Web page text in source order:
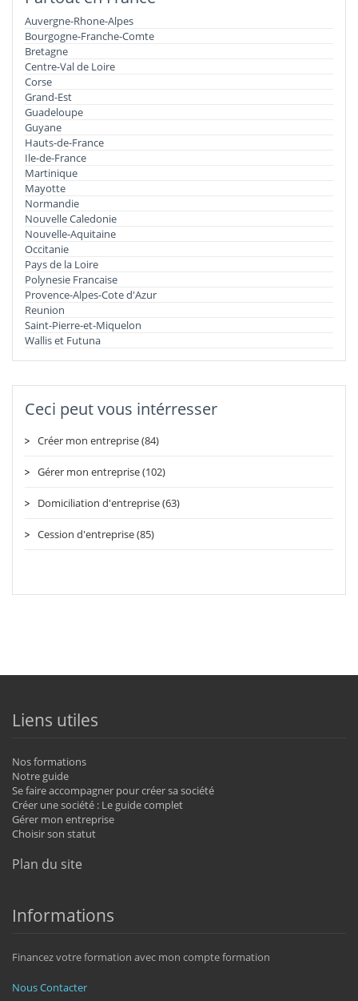
Auvergne-Rhone-Alpes
Bourgogne-Franche-Comte
Bretagne
Centre-Val de Loire
Corse
Grand-Est
Guadeloupe
Guyane
Hauts-de-France
Ile-de-France
Martinique
Mayotte
Normandie
Nouvelle Caledonie
Nouvelle-Aquitaine
Occitanie
Pays de la Loire
Polynesie Francaise
Provence-Alpes-Cote d'Azur
Reunion
Saint-Pierre-et-Miquelon
Wallis et Futuna
Ceci peut vous intérresser
Créer mon entreprise (84)
Gérer mon entreprise (102)
Domiciliation d'entreprise (63)
Cession d'entreprise (85)
Liens utiles
Nos formations
Notre guide
Se faire accompagner pour créer sa société
Créer une société : Le guide complet
Gérer mon entreprise
Choisir son statut
Plan du site
Informations
Financez votre formation avec mon compte formation
Nous Contacter